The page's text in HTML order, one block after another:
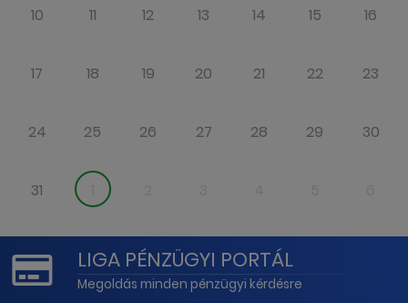
10 11 12 13 14 15 16
17 18 19 20 21 22 23
24 25 26 27 28 29 30
31
LIGA PÉNZÜGYI PORTÁL
Megoldás minden pénzügyi kérdésre